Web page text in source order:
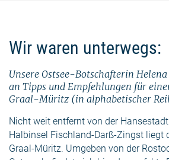
Wir waren unterwegs:
Unsere Ostsee-Botschafterin
an Tipps und Empfehlungen für
Graal-Müritz (in alphabetischer
Nicht weit entfernt von der
Halbinsel Fischland-Darß-Zingst liegt
Graal-Müritz. Umgeben von der